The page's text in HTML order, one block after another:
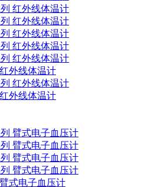
红外线体温计
红外线体温计
红外线体温计
红外线体温计
红外线体温计
外线体温计
红外线体温计
外线体温计
臂式电子血压计
臂式电子血压计
臂式电子血压计
臂式电子血压计
式电子血压计